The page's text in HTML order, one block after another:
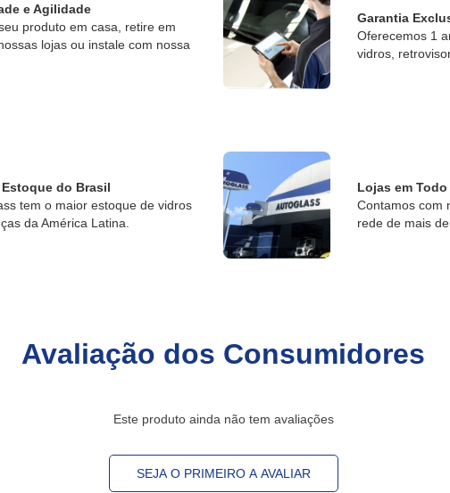
e Agilidade
produto em casa, retire em
lojas ou instale com nossa
Garantia
Oferecemos 1
vidros,
do Brasil
tem o maior estoque de vidros
da América Latina.
Lojas em
Contamos com
rede de mais
Avaliação dos Consumidores
Este produto ainda não tem avaliações
SEJA O PRIMEIRO A AVALIAR